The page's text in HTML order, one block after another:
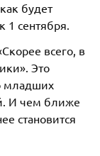
будет
1 сентября.
всего, в
Это
младших
И чем ближе
становится